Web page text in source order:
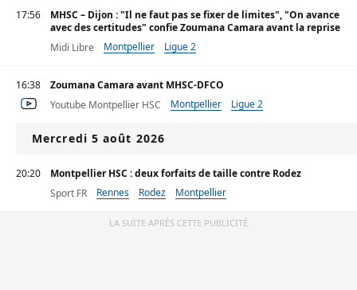
17:56
MHSC – Dijon : "Il ne faut pas se fixer de limites", "On avance
avec des certitudes" confie Zoumana Camara avant la reprise
Midi Libre
Montpellier Ligue 2
16:38
Zoumana Camara avant MHSC-DFCO
Youtube Montpellier HSC
Montpellier Ligue 2
Mercredi 5 août 2026
20:20
Montpellier HSC : deux forfaits de taille contre Rodez
Sport FR
Rennes Rodez Montpellier
LA SUITE APRÈS CETTE PUBLICITÉ